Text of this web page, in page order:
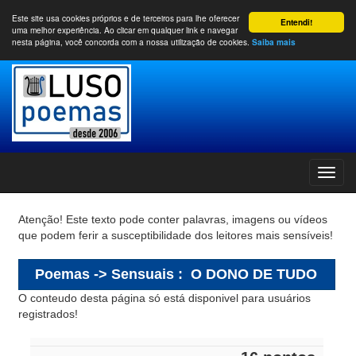
Entendi!
Este site usa cookies próprios e de terceiros para lhe oferecer
uma melhor experiência. Ao clicar em qualquer link e navegar
nesta página, você concorda com a nossa utilização de cookies. Saiba mais
Atenção! Este texto pode conter palavras, imagens ou vídeos
que podem ferir a susceptibilidade dos leitores mais sensíveis!
Poemas -> Sensuais : O DONO DE TUDO
O conteudo desta página só está disponivel para usuários
registrados!